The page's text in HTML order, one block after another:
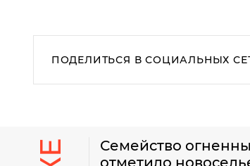
ПОДЕЛИТЬСЯ В СОЦИАЛЬНЫХ
Семейство
отметило